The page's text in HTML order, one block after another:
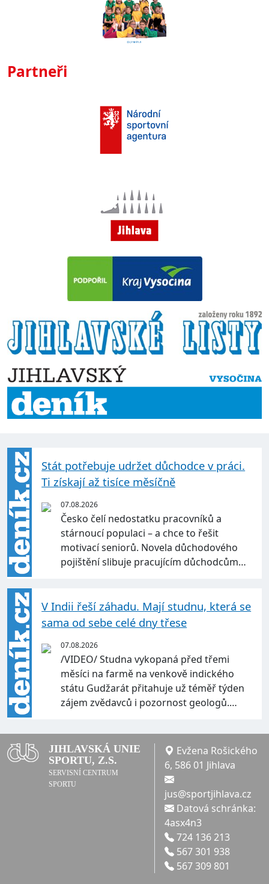
Partneři
Stát potřebuje udržet důchodce v práci.
Ti získají až tisíce měsíčně
07.08.2026
Česko čelí nedostatku pracovníků a
stárnoucí populaci – a chce to řešit
motivací seniorů. Novela důchodového
pojištění slibuje pracujícím důchodcům…
V Indii řeší záhadu. Mají studnu, která se
sama od sebe celé dny třese
07.08.2026
/VIDEO/ Studna vykopaná před třemi
měsíci na farmě na venkově indického
státu Gudžarát přitahuje už téměř týden
zájem zvědavců i pozornost geologů.…
JIHLAVSKÁ UNIE
SPORTU, Z.S.
SERVISNÍ CENTRUM
SPORTU
Evžena Rošického
6, 586 01 Jihlava
jus@sportjihlava.cz
Datová schránka:
4asx4n3
724 136 213
567 301 938
567 309 801